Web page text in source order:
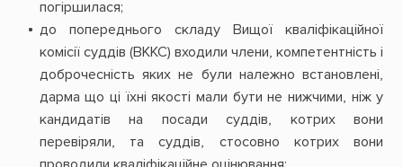
погіршилася;
до попереднього складу Вищої кваліфікаційної
комісії суддів (ВККС) входили члени, компетентність і
доброчесність яких не були належно встановлені,
дарма що ці їхні якості мали бути не нижчими, ніж у
кандидатів на посади суддів, котрих вони
перевіряли, та суддів, стосовно котрих вони